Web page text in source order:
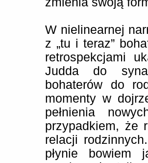
W nielinearnej
z „tu i teraz”
retrospekcjami
Judda do
bohaterów do
momenty w
pełnienia
przypadkiem, że
relacji
płynie bowiem